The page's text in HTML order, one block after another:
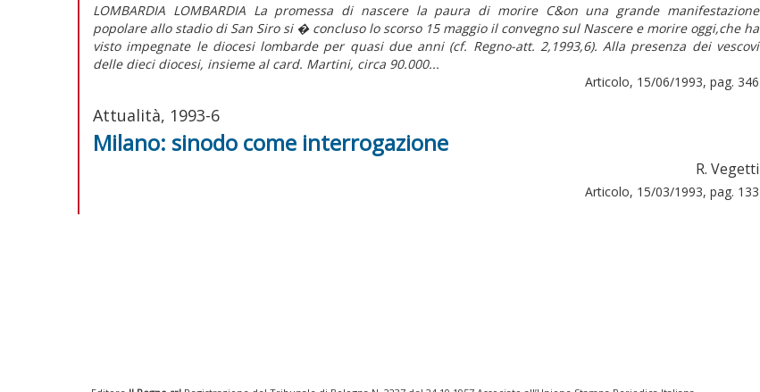
LOMBARDIA LOMBARDIA La promessa di nascere la paura di morire C&on una grande manifestazione
popolare allo stadio di San Siro si � concluso lo scorso 15 maggio il convegno sul Nascere e morire oggi,che ha
visto impegnate le diocesi lombarde per quasi due anni (cf. Regno-att. 2,1993,6). Alla presenza dei vescovi
delle dieci diocesi, insieme al card. Martini, circa 90.000...
Articolo, 15/06/1993, pag. 346
Attualità, 1993-6
Milano: sinodo come interrogazione
R. Vegetti
Articolo, 15/03/1993, pag. 133